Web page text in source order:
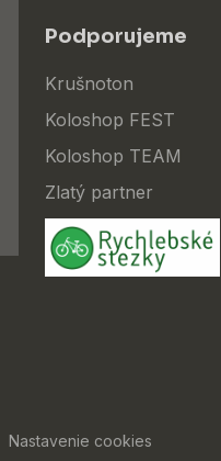
Podporujeme
Krušnoton
Koloshop FEST
Koloshop TEAM
Zlatý partner
Nastavenie cookies